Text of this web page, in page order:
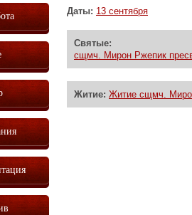
Даты: 13 сентября
Святые:
сщмч. Мирон Ржепик
Житие: Житие сщмч.